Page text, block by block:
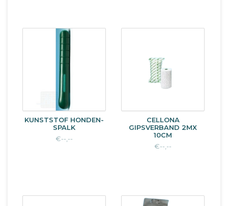
KUNSTSTOF HONDEN-
SPALK
€--,--
CELLONA
GIPSVERBAND 2MX
10CM
€--,--